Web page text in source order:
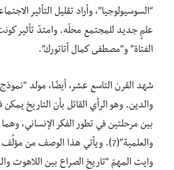
“السوسيولوجيا”، وأراد تقليل التأثير
علمٍ جديد للمجتمع محلّه. وامتدّ تأثير
الفتاة” و”مصطفى كمال أتاتورك”.
شهد القرن التاسع عشر، أيضًا، مولد
والدين. وهو الرأي القائل بأن التاريخ يمكن
بين مرحلتين في تطور الفكر الإنساني، وهما
والعلمية”(7). ويأتي هذا الوصف من
وايت المهمّ “تاريخ الصراع بين اللاهوت